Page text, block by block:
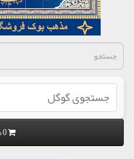
0 محصول - 0 تومان